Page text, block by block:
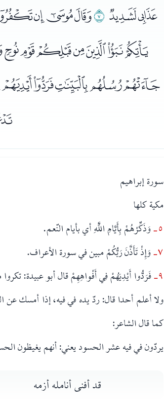
ﭷﭸﭹ
سورة إبراهيم
مكية كلها
٥- وَذَكِّرْهُمْ بِأَيَّامِ اللَّهِ أي بأيام النّعم.
٧- وَإِذْ تَأَذَّنَ رَبُّكُمْ مبين في سورة الأعراف.
٩- فَرَدُّوا أَيْدِيَهُمْ فِي أَفْواهِهِمْ قال أبو عبيدة:
ولا أعلم أحدا قال: ردّ يده في فيه، إذا أمسك عن
كما قال الشاعر:
يردّون في فيه عشر الحسود يعني: أنهم يغيظون
قد أفنى أنامله أزمه